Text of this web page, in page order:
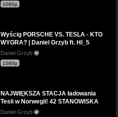
1080p
Wyścig PORSCHE VS. TESLA - KTO
WYGRA? | Daniel Grzyb ft. HI_5
Daniel Grzyb
1080p
NAJWIĘKSZA STACJA ładowania
Tesli w Norwegii! 42 STANOWISKA
Daniel Grzyb